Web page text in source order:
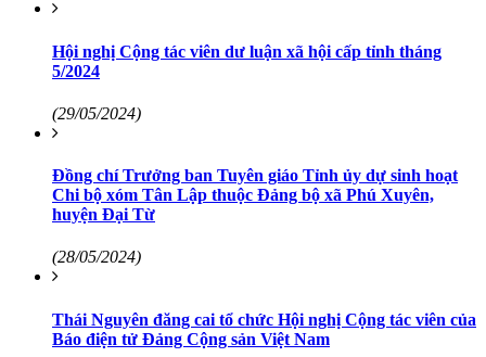
Hội nghị Cộng tác viên dư luận xã hội cấp tỉnh tháng
5/2024
(29/05/2024)
Đồng chí Trưởng ban Tuyên giáo Tỉnh ủy dự sinh hoạt
Chi bộ xóm Tân Lập thuộc Đảng bộ xã Phú Xuyên,
huyện Đại Từ
(28/05/2024)
Thái Nguyên đăng cai tổ chức Hội nghị Cộng tác viên của
Báo điện tử Đảng Cộng sản Việt Nam